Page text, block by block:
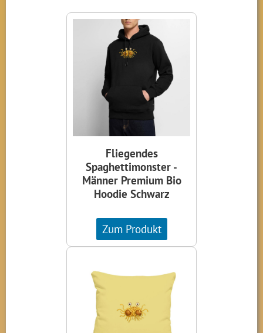
Fliegendes
Spaghettimonster -
Männer Premium Bio
Hoodie Schwarz
Zum Produkt